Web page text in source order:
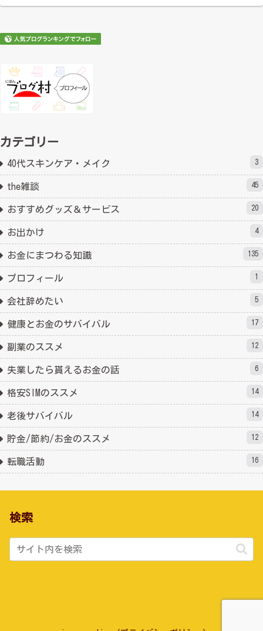
カテゴリー
40代スキンケア・メイク 3
the雑談 45
おすすめグッズ＆サービス 20
お出かけ 4
お金にまつわる知識 135
プロフィール 1
会社辞めたい 5
健康とお金のサバイバル 17
副業のススメ 12
失業したら貰えるお金の話 6
格安SIMのススメ 14
老後サバイバル 14
貯金/節約/お金のススメ 12
転職活動 16
検索